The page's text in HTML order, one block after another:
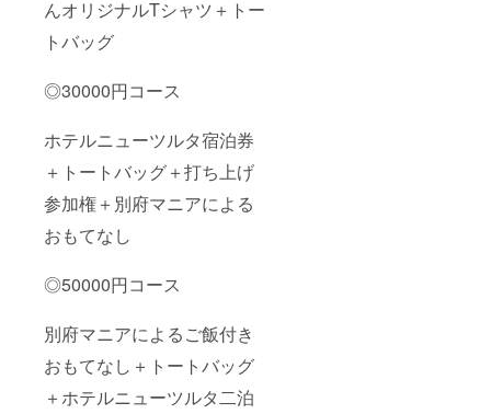
んオリジナルTシャツ＋トー
トバッグ
◎30000円コース
ホテルニューツルタ宿泊券
＋トートバッグ＋打ち上げ
参加権＋別府マニアによる
おもてなし
◎50000円コース
別府マニアによるご飯付き
おもてなし＋トートバッグ
＋ホテルニューツルタ二泊